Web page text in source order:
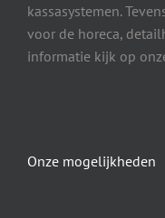
kassasystemen.
voor de horeca,
informatie kijk op
Onze mogelijkheden